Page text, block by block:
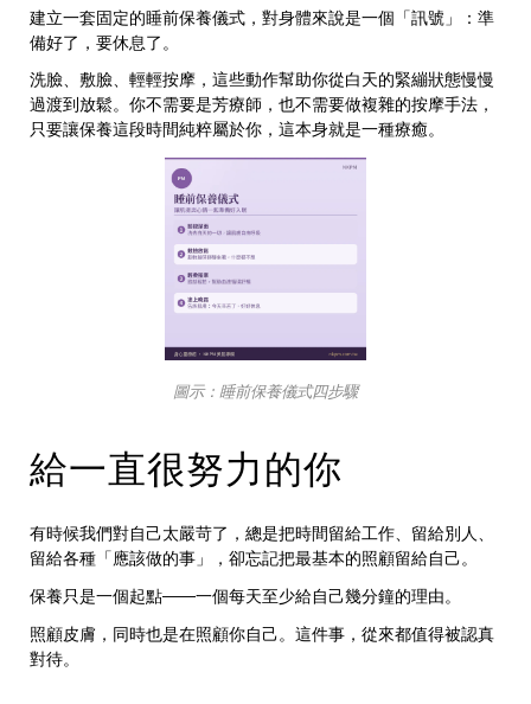
建立一套固定的睡前保養儀式，對身體來說是一個「訊號」：準
備好了，要休息了。
洗臉、敷臉、輕輕按摩，這些動作幫助你從白天的緊繃狀態慢慢
過渡到放鬆。你不需要是芳療師，也不需要做複雜的按摩手法，
只要讓保養這段時間純粹屬於你，這本身就是一種療癒。
圖示：睡前保養儀式四步驟
給一直很努力的你
有時候我們對自己太嚴苛了，總是把時間留給工作、留給別人、
留給各種「應該做的事」，卻忘記把最基本的照顧留給自己。
保養只是一個起點——一個每天至少給自己幾分鐘的理由。
照顧皮膚，同時也是在照顧你自己。這件事，從來都值得被認真
對待。